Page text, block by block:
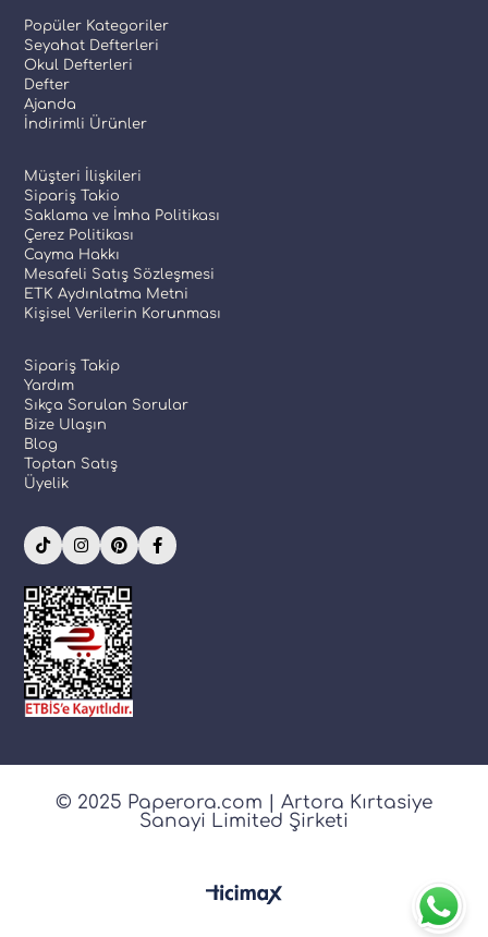
Popüler Kategoriler
Seyahat Defterleri
Okul Defterleri
Defter
Ajanda
İndirimli Ürünler
Müşteri İlişkileri
Sipariş Takio
Saklama ve İmha Politikası
Çerez Politikası
Cayma Hakkı
Mesafeli Satış Sözleşmesi
ETK Aydınlatma Metni
Kişisel Verilerin Korunması
Sipariş Takip
Yardım
Sıkça Sorulan Sorular
Bize Ulaşın
Blog
Toptan Satış
Üyelik
© 2025 Paperora.com | Artora Kırtasiye
Sanayi Limited Şirketi